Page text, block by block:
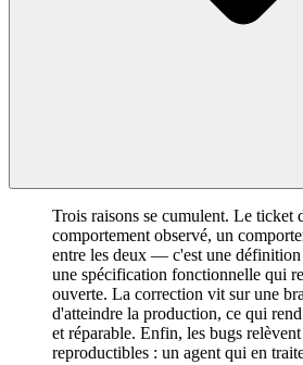
Trois raisons se cumulent. Le ticket
comportement observé, un
entre les deux — c'est une définition
une spécification fonctionnelle qui
ouverte. La correction vit sur une
d'atteindre la production, ce qui
et réparable. Enfin, les bugs
reproductibles : un agent qui en